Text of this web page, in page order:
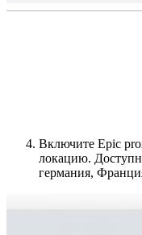
Включите Epic
локацию.
германия,